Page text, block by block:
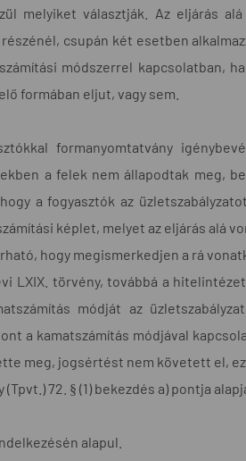
melyiket választják. Az eljárás
csupán két esetben
módszerrel kapcsolatban,
formában eljut, vagy sem.
formanyomtatvány
a felek nem állapodtak meg,
a fogyasztók az
képlet, melyet az eljárás alá
hogy megismerkedjen a rá
LXIX. törvény, továbbá a
módját az
a kamatszámítás módjával
meg, jogsértést nem követett el,
72. § (1) bekezdés a) pontja
alapul.